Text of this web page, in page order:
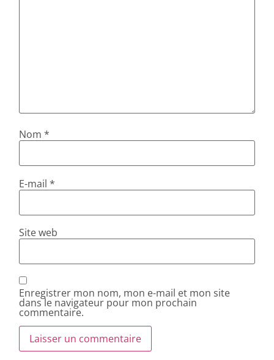
Nom*
E-mail*
Site web
Enregistrer mon nom, mon e-mail et mon site
dans le navigateur pour mon prochain
commentaire.